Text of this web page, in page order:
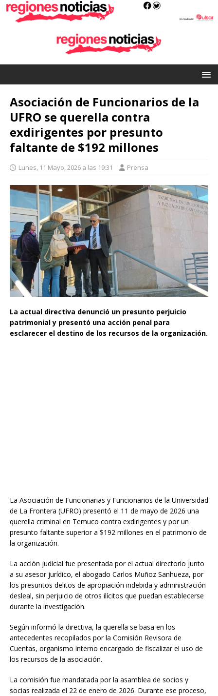
Asociación de Funcionarios de la
UFRO se querella contra
exdirigentes por presunto
faltante de $192 millones
Lunes, 11 Mayo, 2026 a las 19:31 Prensa
La actual directiva denunció un presunto perjuicio
patrimonial y presentó una acción penal para
esclarecer el destino de los recursos de la organización.
La Asociación de Funcionarias y Funcionarios de la Universidad
de La Frontera (UFRO) presentó el 11 de mayo de 2026 una
querella criminal en Temuco contra exdirigentes y por un
presunto faltante superior a $192 millones en el patrimonio de
la organización.
La acción judicial fue presentada por el actual directorio junto
a su asesor jurídico, el abogado Carlos Muñoz Sanhueza, por
los presuntos delitos de apropiación indebida y administración
desleal, sin perjuicio de otros ilícitos que puedan establecerse
durante la investigación.
Según informó la directiva, la querella se basa en los
antecedentes recopilados por la Comisión Revisora de
Cuentas, organismo interno encargado de fiscalizar el uso de
los recursos de la asociación.
La comisión fue mandatada por la asamblea de socios y
socias realizada el 22 de enero de 2026. Durante ese proceso,